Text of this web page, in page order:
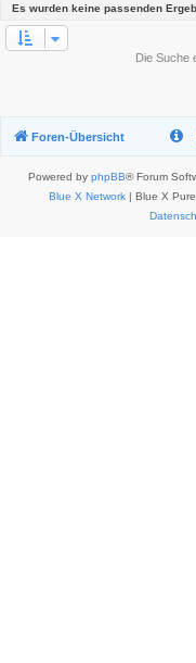
Es wurden keine passenden
Die Suche
Foren-Übersicht
Powered by phpBB® Forum
Blue X Network| Blue X